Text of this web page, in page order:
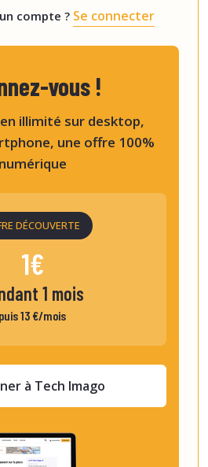
compte ? Se connecter
vous !
illimité sur desktop,
une offre 100%
numérique
DÉCOUVERTE
1€
1 mois
puis 13 €/mois
à Tech Imago